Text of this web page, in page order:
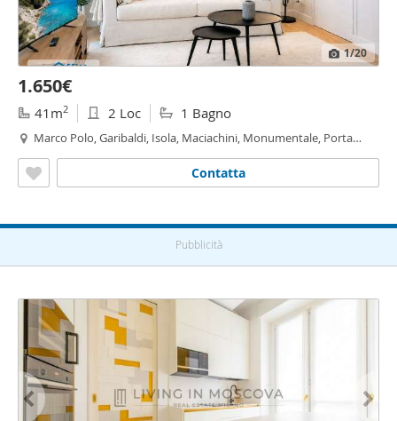
1/20
1.650€
41m2 2 Loc 1 Bagno
Marco Polo, Garibaldi, Isola, Maciachini, Monumentale, Porta
Contatta
Pubblicità